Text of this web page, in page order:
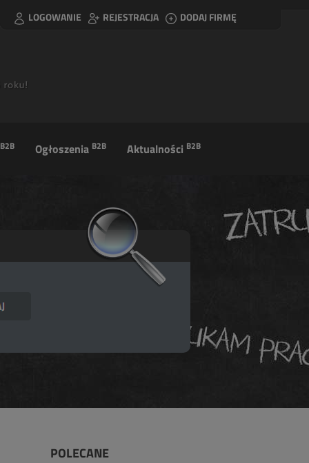
LOGOWANIE REJESTRACJA DODAJ FIRMĘ
B2B Ogłoszenia B2B Aktualności B2B
POLECANE